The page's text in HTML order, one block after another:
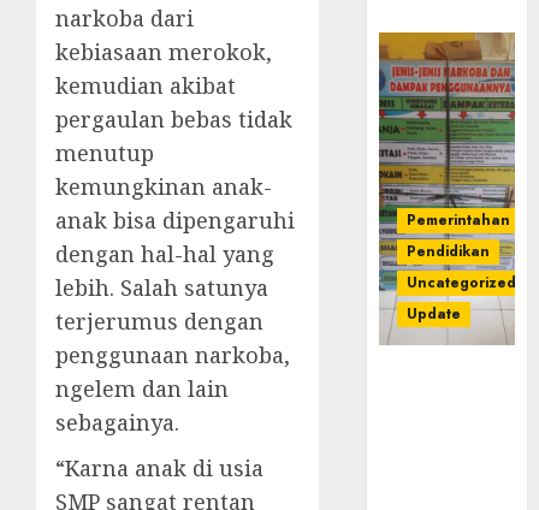
narkoba dari
kebiasaan merokok,
kemudian akibat
pergaulan bebas tidak
menutup
kemungkinan anak-
anak bisa dipengaruhi
dengan hal-hal yang
lebih. Salah satunya
terjerumus dengan
penggunaan narkoba,
ngelem dan lain
sebagainya.
“Karna anak di usia
SMP sangat rentan
Pemerintahan
Pendidikan
Uncategorized
Update